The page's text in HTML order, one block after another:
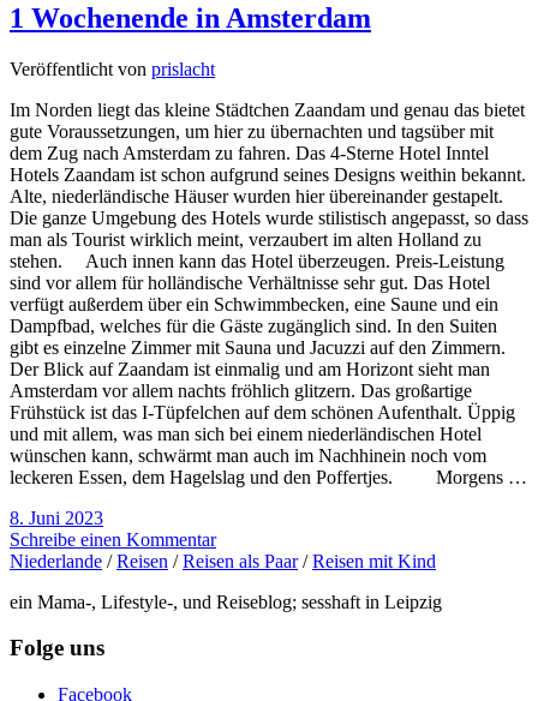
1 Wochenende in Amsterdam
Veröffentlicht von prislacht
Im Norden liegt das kleine Städtchen Zaandam und genau das bietet
gute Voraussetzungen, um hier zu übernachten und tagsüber mit
dem Zug nach Amsterdam zu fahren. Das 4-Sterne Hotel Inntel
Hotels Zaandam ist schon aufgrund seines Designs weithin bekannt.
Alte, niederländische Häuser wurden hier übereinander gestapelt.
Die ganze Umgebung des Hotels wurde stilistisch angepasst, so dass
man als Tourist wirklich meint, verzaubert im alten Holland zu
stehen. Auch innen kann das Hotel überzeugen. Preis-Leistung
sind vor allem für holländische Verhältnisse sehr gut. Das Hotel
verfügt außerdem über ein Schwimmbecken, eine Saune und ein
Dampfbad, welches für die Gäste zugänglich sind. In den Suiten
gibt es einzelne Zimmer mit Sauna und Jacuzzi auf den Zimmern.
Der Blick auf Zaandam ist einmalig und am Horizont sieht man
Amsterdam vor allem nachts fröhlich glitzern. Das großartige
Frühstück ist das I-Tüpfelchen auf dem schönen Aufenthalt. Üppig
und mit allem, was man sich bei einem niederländischen Hotel
wünschen kann, schwärmt man auch im Nachhinein noch vom
leckeren Essen, dem Hagelslag und den Poffertjes. Morgens …
8. Juni 2023
Schreibe einen Kommentar
Niederlande /Reisen /Reisen als Paar/Reisen mit Kind
ein Mama-, Lifestyle-, und Reiseblog; sesshaft in Leipzig
Folge uns
Facebook